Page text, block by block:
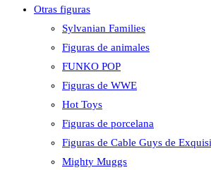
Otras figuras
Sylvanian Families
Figuras de animales
FUNKO POP
Figuras de WWE
Hot Toys
Figuras de porcelana
Figuras de Cable Guys de
Mighty Muggs